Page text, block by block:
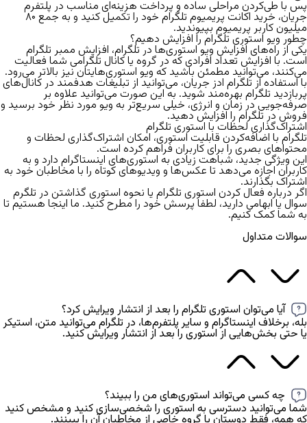
پس با طی‌کردن مراحلی ساده و پرداخت هزینه‌ای مناسب در پلتفرم
جریان، خرید اکانت پریمیوم تلگرام خود را تکمیل کنید و به جمع ۸۰
میلیون کاربر پریمیوم بپیوندید.
چطور ویو استوری تلگرام را افزایش دهیم؟
یکی از راه‌های افزایش ویو استوری‌ها در تلگرام، افزایش ممبر تلگرام
است. با افزایش تعداد افرادی که در گروه یا کانال تلگرامی شما فعالیت
می‌کنند، می‌توانید مطمئن باشید که ویو استوری‌هایتان نیز بالاتر می‌رود.
با استفاده از تلگرام ادز جریان، می‌توانید از تبلیغات هدفمند در کانال‌های
پربازدید تلگرام بهره‌مند شوید. به این صورت می‌توانید علاوه بر
صرفه‌جویی در زمان و انرژی، خیلی سریع‌تر به ویو مورد نظر خود برسید و
فروش در تلگرام را افزایش دهید.
اشتراک‌گذاری لحظات با استوری تلگرام
تلگرام با اضافه‌کردن قابلیت استوری، امکان اشتراک‌گذاری لحظات و
محتواهای بصری را برای کاربران فراهم کرده است.
این ویژگی جدید، شباهت زیادی به استوری‌های اینستاگرام دارد و به
کاربران اجازه می‌دهد تا عکس‌ها و ویدیوهای کوتاه را با مخاطبان خود به
اشتراک بگذارند.
اگر درباره فعال کردن استوری تلگرام یا نحوه استوری گذاشتن در تلگرم
سوال یا ابهامی دارید، لطفا پرسش خود را مطرح کنید. ما اینجا هستیم تا
به شما کمک کنیم.
سوالات متداول
آیا می‌توان استوری تلگرام را بعد از انتشار ویرایش کرد؟
بله، برخلاف اینستاگرام و سایر پلتفرم‌ها، در تلگرام می‌توانید متن، استیکر
یا حتی بخش‌هایی از استوری را بعد از انتشار ویرایش کنید.
چه کسی می‌تواند استوری‌های من را ببیند؟
شما می‌توانید دسترسی به استوری را شخصی‌سازی کنید و مشخص کنید